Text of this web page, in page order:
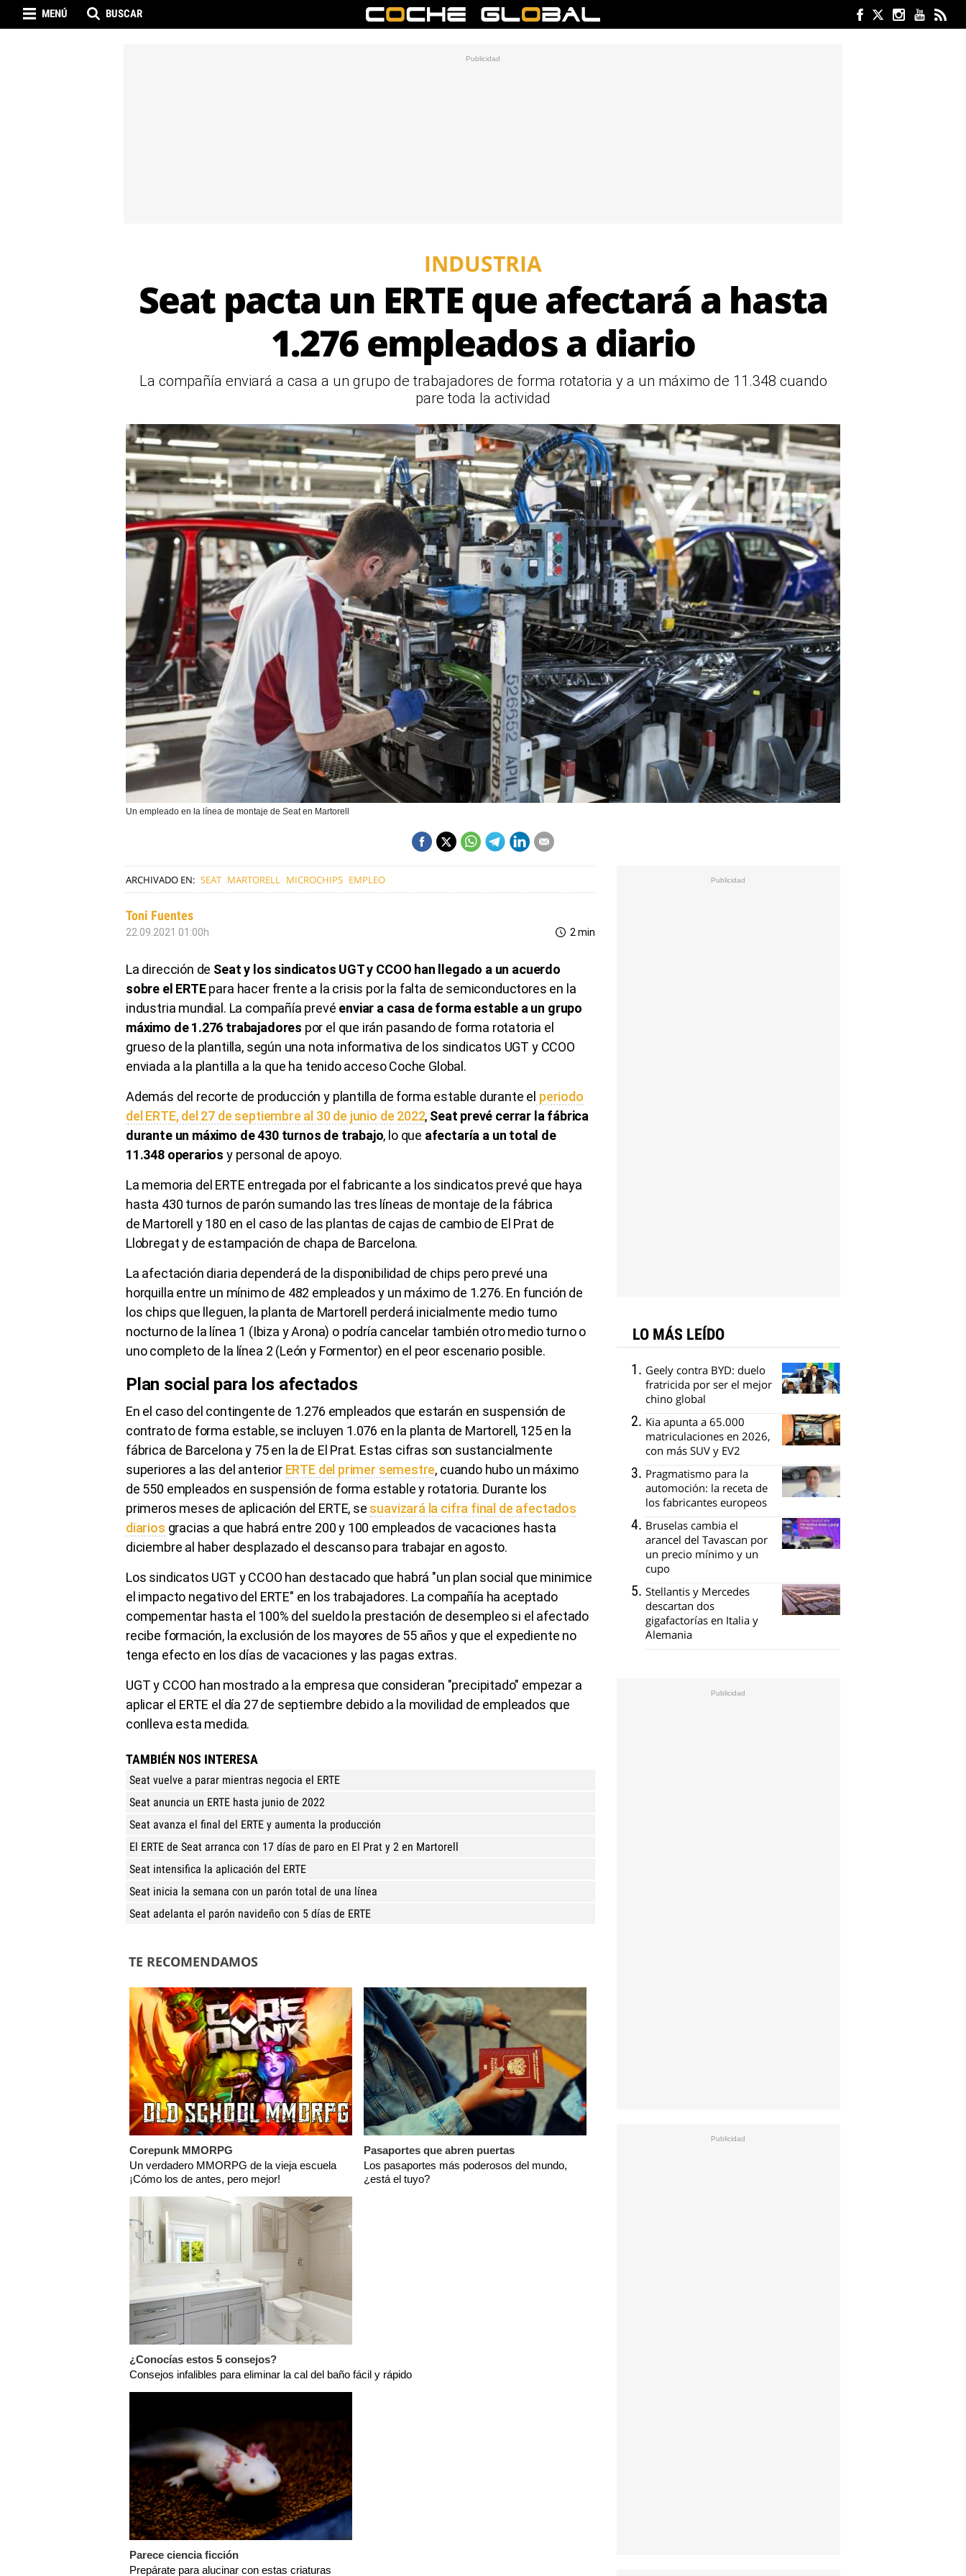
MENÚ BUSCAR
INDUSTRIA
Seat pacta un ERTE que afectará a hasta
1.276 empleados a diario
La compañía enviará a casa a un grupo de trabajadores de forma rotatoria y a un máximo de 11.348 cuando
pare toda la actividad
Un empleado en la línea de montaje de Seat en Martorell
ARCHIVADO EN: SEAT MARTORELL MICROCHIPS EMPLEO
Toni Fuentes
22.09.2021 01:00h 2 min
La dirección de Seat y los sindicatos UGT y CCOO han llegado a un acuerdo
sobre el ERTEpara hacer frente a la crisis por la falta de semiconductores en la
industria mundial. La compañía prevé enviar a casa de forma estable a un grupo
máximo de 1.276 trabajadores por el que irán pasando de forma rotatoria el
grueso de la plantilla, según una nota informativa de los sindicatos UGT y CCOO
enviada a la plantilla a la que ha tenido acceso Coche Global.
Además del recorte de producción y plantilla de forma estable durante el periodo
del ERTE, del 27 de septiembre al 30 de junio de 2022, Seat prevé cerrar la fábrica
durante un máximo de 430 turnos de trabajo, lo que afectaría a un total de
11.348 operarios y personal de apoyo.
La memoria del ERTE entregada por el fabricante a los sindicatos prevé que haya
hasta 430 turnos de parón sumando las tres líneas de montaje de la fábrica
de Martorell y 180 en el caso de las plantas de cajas de cambio de El Prat de
Llobregat y de estampación de chapa de Barcelona.
La afectación diaria dependerá de la disponibilidad de chips pero prevé una
horquilla entre un mínimo de 482 empleados y un máximo de 1.276. En función de
los chips que lleguen, la planta de Martorell perderá inicialmente medio turno
nocturno de la línea 1 (Ibiza y Arona) o podría cancelar también otro medio turno o
uno completo de la línea 2 (León y Formentor) en el peor escenario posible.
Plan social para los afectados
En el caso del contingente de 1.276 empleados que estarán en suspensión de
contrato de forma estable, se incluyen 1.076 en la planta de Martorell, 125 en la
fábrica de Barcelona y 75 en la de El Prat. Estas cifras son sustancialmente
superiores a las del anterior ERTE del primer semestre, cuando hubo un máximo
de 550 empleados en suspensión de forma estable y rotatoria. Durante los
primeros meses de aplicación del ERTE, se suavizará la cifra final de afectados
diarios gracias a que habrá entre 200 y 100 empleados de vacaciones hasta
diciembre al haber desplazado el descanso para trabajar en agosto.
Los sindicatos UGT y CCOO han destacado que habrá "un plan social que minimice
el impacto negativo del ERTE" en los trabajadores. La compañía ha aceptado
compementar hasta el 100% del sueldo la prestación de desempleo si el afectado
recibe formación, la exclusión de los mayores de 55 años y que el expediente no
tenga efecto en los días de vacaciones y las pagas extras.
UGT y CCOO han mostrado a la empresa que consideran "precipitado" empezar a
aplicar el ERTE el día 27 de septiembre debido a la movilidad de empleados que
conlleva esta medida.
TAMBIÉN NOS INTERESA
Seat vuelve a parar mientras negocia el ERTE
Seat anuncia un ERTE hasta junio de 2022
Seat avanza el final del ERTE y aumenta la producción
El ERTE de Seat arranca con 17 días de paro en El Prat y 2 en Martorell
Seat intensifica la aplicación del ERTE
Seat inicia la semana con un parón total de una línea
Seat adelanta el parón navideño con 5 días de ERTE
TE RECOMENDAMOS
Corepunk MMORPG
Un verdadero MMORPG de la vieja escuela
¡Cómo los de antes, pero mejor!
Pasaportes que abren puertas
Los pasaportes más poderosos del mundo,
¿está el tuyo?
¿Conocías estos 5 consejos?
Consejos infalibles para eliminar la cal del baño fácil y rápido
Parece ciencia ficción
Prepárate para alucinar con estas criaturas
LO MÁS LEÍDO
Geely contra BYD: duelo
fratricida por ser el mejor
chino global
Kia apunta a 65.000
matriculaciones en 2026,
con más SUV y EV2
Pragmatismo para la
automoción: la receta de
los fabricantes europeos
Bruselas cambia el
arancel del Tavascan por
un precio mínimo y un
cupo
Stellantis y Mercedes
descartan dos
gigafactorías en Italia y
Alemania